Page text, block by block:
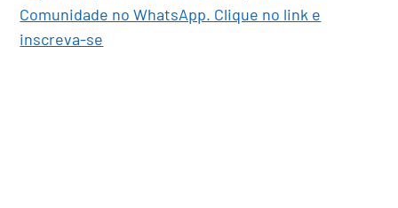
Comunidade no WhatsApp. Clique no link e
inscreva-se